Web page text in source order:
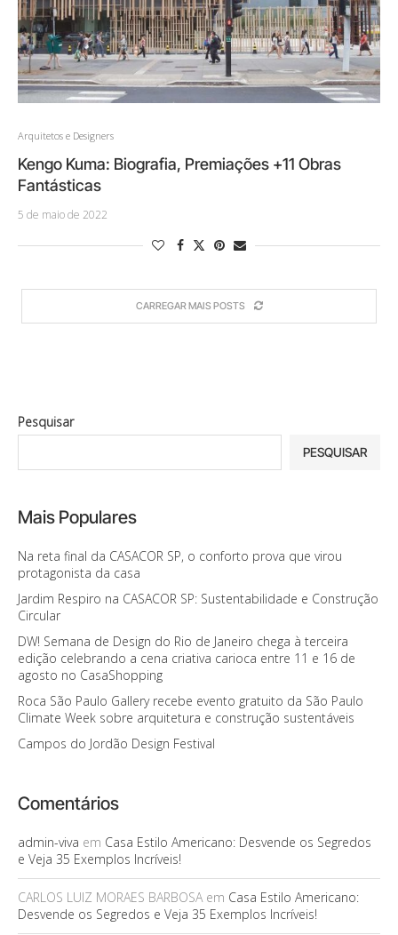
Arquitetos e Designers
Kengo Kuma: Biografia, Premiações +11 Obras
Fantásticas
5 de maio de 2022
CARREGAR MAIS POSTS
Pesquisar
PESQUISAR
Mais Populares
Na reta final da CASACOR SP, o conforto prova que virou
protagonista da casa
Jardim Respiro na CASACOR SP: Sustentabilidade e Construção
Circular
DW! Semana de Design do Rio de Janeiro chega à terceira
edição celebrando a cena criativa carioca entre 11 e 16 de
agosto no CasaShopping
Roca São Paulo Gallery recebe evento gratuito da São Paulo
Climate Week sobre arquitetura e construção sustentáveis
Campos do Jordão Design Festival
Comentários
admin-viva em Casa Estilo Americano: Desvende os Segredos
e Veja 35 Exemplos Incríveis!
CARLOS LUIZ MORAES BARBOSAem Casa Estilo Americano:
Desvende os Segredos e Veja 35 Exemplos Incríveis!